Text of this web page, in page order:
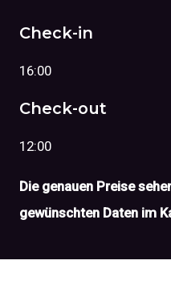
Check-in
16:00
Check-out
12:00
Die genauen Preise
gewünschten Daten im